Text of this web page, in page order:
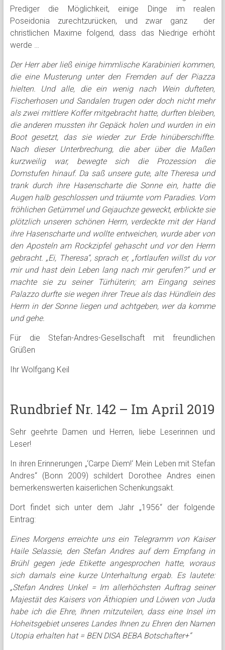
Prediger die Möglichkeit, einige Dinge im realen
Poseidonia zurechtzurücken, und zwar ganz der
christlichen Maxime folgend, dass das Niedrige erhöht
werde …
Der Herr aber ließ einige himmlische Karabinieri kommen,
die eine Musterung unter den Fremden auf der Piazza
hielten. Und alle, die ein wenig nach Wein dufteten,
Fischerhosen und Sandalen trugen oder doch nicht mehr
als zwei mittlere Koffer mitgebracht hatte, durften bleiben,
die anderen mussten ihr Gepäck holen und wurden in ein
Boot gesetzt, das sie wieder zur Erde hinüberschiffte.
Nach dieser Unterbrechung, die aber über die Maßen
kurzweilig war, bewegte sich die Prozession die
Domstufen hinauf. Da saß unsere gute, alte Theresa und
trank durch ihre Hasenscharte die Sonne ein, hatte die
Augen halb geschlossen und träumte vom Paradies. Vom
fröhlichen Getümmel und Gejauchze geweckt, erblickte sie
plötzlich unseren schönen Herrn, verdeckte mit der Hand
ihre Hasenscharte und wollte entweichen, wurde aber von
den Aposteln am Rockzipfel gehascht und vor den Herrn
gebracht. „Ei, Theresa“, sprach er, „fortlaufen willst du vor
mir und hast dein Leben lang nach mir gerufen?“ und er
machte sie zu seiner Türhüterin; am Eingang seines
Palazzo durfte sie wegen ihrer Treue als das Hündlein des
Herrn in der Sonne liegen und achtgeben, wer da komme
und gehe.
Für die Stefan-Andres-Gesellschaft mit freundlichen
Grüßen
Ihr Wolfgang Keil
Rundbrief Nr. 142 – Im April 2019
Sehr geehrte Damen und Herren, liebe Leserinnen und
Leser!
In ihren Erinnerungen „‘Carpe Diem!‘ Mein Leben mit Stefan
Andres“ (Bonn 2009) schildert Dorothee Andres einen
bemerkenswerten kaiserlichen Schenkungsakt.
Dort findet sich unter dem Jahr „1956“ der folgende
Eintrag:
Eines Morgens erreichte uns ein Telegramm von Kaiser
Haile Selassie, den Stefan Andres auf dem Empfang in
Brühl gegen jede Etikette angesprochen hatte, woraus
sich damals eine kurze Unterhaltung ergab. Es lautete:
„Stefan Andres Unkel = Im allerhöchsten Auftrag seiner
Majestät des Kaisers von Äthiopien und Löwen von Juda
habe ich die Ehre, Ihnen mitzuteilen, dass eine Insel im
Hoheitsgebiet unseres Landes Ihnen zu Ehren den Namen
Utopia erhalten hat = BEN DISA BEBA Botschafter+“